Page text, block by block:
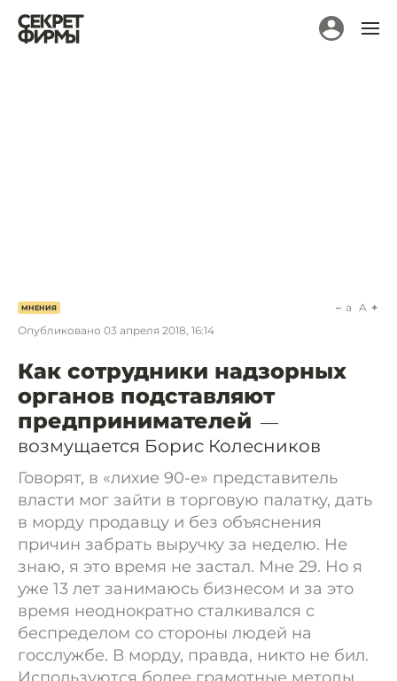
МНЕНИЯ
Опубликовано 03 апреля 2018, 16:14
a A
Как сотрудники надзорных
органов подставляют
предпринимателей —
возмущается Борис Колесников
Говорят, в «лихие 90-е» представитель
власти мог зайти в торговую палатку, дать
в морду продавцу и без объяснения
причин забрать выручку за неделю. Не
знаю, я это время не застал. Мне 29. Но я
уже 13 лет занимаюсь бизнесом и за это
время неоднократно сталкивался с
беспределом со стороны людей на
госслужбе. В морду, правда, никто не бил.